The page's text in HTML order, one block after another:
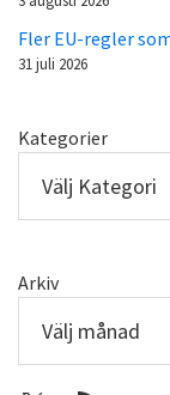
Fler EU-regler
31 juli 2026
Kategorier
Arkiv